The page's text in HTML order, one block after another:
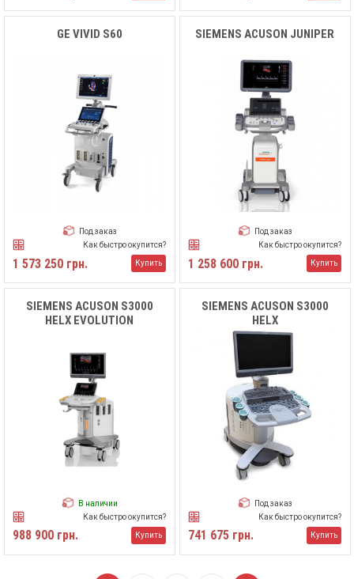
GE VIVID S60
Под заказ
Как быстро окупится?
1 573 250 грн. Купить
SIEMENS ACUSON JUNIPER
Под заказ
Как быстро окупится?
1 258 600 грн. Купить
SIEMENS ACUSON S3000
HELX EVOLUTION
В наличии
Как быстро окупится?
988 900 грн. Купить
SIEMENS ACUSON S3000
HELX
Под заказ
Как быстро окупится?
741 675 грн. Купить